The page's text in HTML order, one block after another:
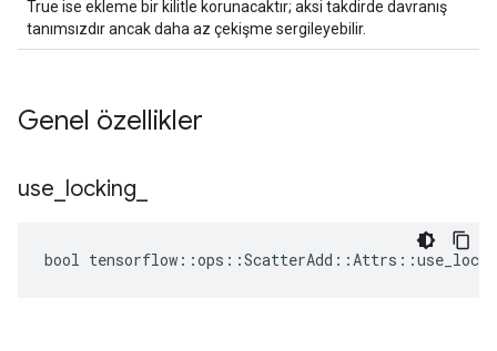
True ise ekleme bir kilitle korunacaktır; aksi takdirde davranış
tanımsızdır ancak daha az çekişme sergileyebilir.
Genel özellikler
use locking
bool